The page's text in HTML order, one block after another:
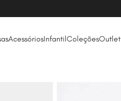
AcessóriosInfantilColeçõesOutlet